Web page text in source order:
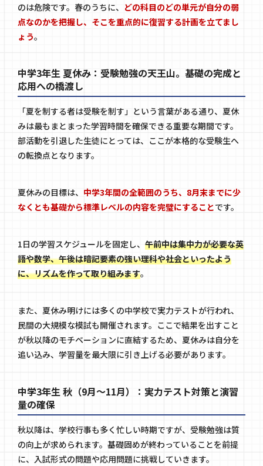
のは危険です。春のうちに、 どの科目のどの単元が自分の弱
点なのかを把握し、そこを重点的に復習する計画を立てまし
ょう。
中学3年生 夏休み：受験勉強の天王山。基礎の完成と
応用への橋渡し
「夏を制する者は受験を制す」という言葉がある通り、夏休
みは最もまとまった学習時間を確保できる重要な期間です。
部活動を引退した生徒にとっては、ここが本格的な受験生へ
の転換点となります。
夏休みの目標は、 中学3年間の全範囲のうち、8月末までに少
なくとも基礎から標準レベルの内容を完璧にすることです。
1日の学習スケジュールを固定し、 午前中は集中力が必要な英
語や数学、午後は暗記要素の強い理科や社会といったよう
に、リズムを作って取り組みます。
また、夏休み明けには多くの中学校で実力テストが行われ、
民間の大規模な模試も開催されます。ここで結果を出すこと
が秋以降のモチベーションに直結するため、夏休みは自分を
追い込み、学習量を最大限に引き上げる必要があります。
中学3年生 秋（9月〜11月）：実力テスト対策と演習
量の確保
秋以降は、学校行事も多く忙しい時期ですが、受験勉強は質
の向上が求められます。基礎固めが終わっていることを前提
に、入試形式の問題や応用問題に挑戦していきます。